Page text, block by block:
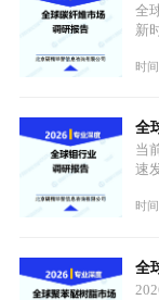
资
迭
全
新
持
体
大
时
全
当
速
需
贯
产
时
全